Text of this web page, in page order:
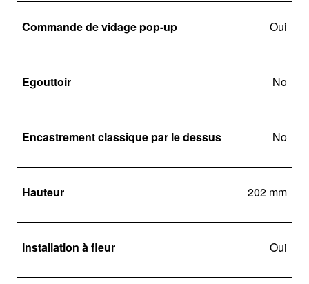
Commande de vidage pop-up Oui
Egouttoir No
Encastrement classique par le dessus No
Hauteur 202 mm
Installation à fleur Oui